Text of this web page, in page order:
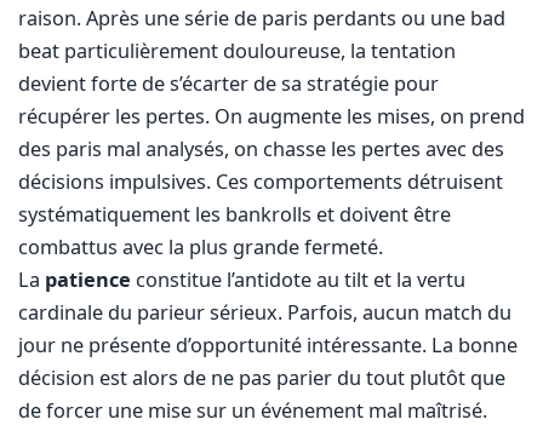
raison. Après une série de paris perdants ou une bad
beat particulièrement douloureuse, la tentation
devient forte de s’écarter de sa stratégie pour
récupérer les pertes. On augmente les mises, on prend
des paris mal analysés, on chasse les pertes avec des
décisions impulsives. Ces comportements détruisent
systématiquement les bankrolls et doivent être
combattus avec la plus grande fermeté.
La patience constitue l’antidote au tilt et la vertu
cardinale du parieur sérieux. Parfois, aucun match du
jour ne présente d’opportunité intéressante. La bonne
décision est alors de ne pas parier du tout plutôt que
de forcer une mise sur un événement mal maîtrisé.